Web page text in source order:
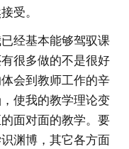
受。
经基本能够驾驭课
很多做的不是很好
会到教师工作的辛
使我的教学理论变
面对面的教学。要
渊博，其它各方面